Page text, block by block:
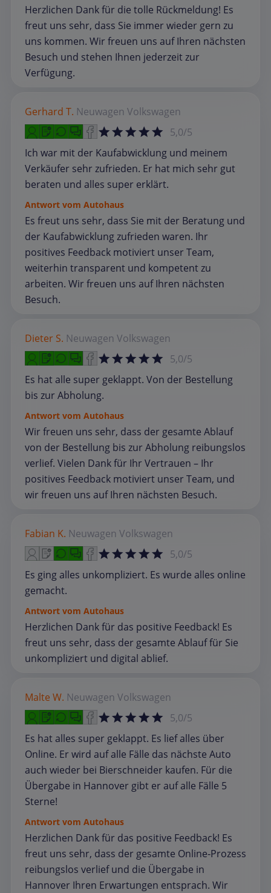
Herzlichen Dank für die tolle Rückmeldung! Es
freut uns sehr, dass Sie immer wieder gern zu
uns kommen. Wir freuen uns auf Ihren nächsten
Besuch und stehen Ihnen jederzeit zur
Verfügung.
Gerhard T. Neuwagen Volkswagen
5,0/5
Ich war mit der Kaufabwicklung und meinem
Verkäufer sehr zufrieden. Er hat mich sehr gut
beraten und alles super erklärt.
Antwort vom Autohaus
Es freut uns sehr, dass Sie mit der Beratung und
der Kaufabwicklung zufrieden waren. Ihr
positives Feedback motiviert unser Team,
weiterhin transparent und kompetent zu
arbeiten. Wir freuen uns auf Ihren nächsten
Besuch.
Dieter S. Neuwagen Volkswagen
5,0/5
Es hat alle super geklappt. Von der Bestellung
bis zur Abholung.
Antwort vom Autohaus
Wir freuen uns sehr, dass der gesamte Ablauf
von der Bestellung bis zur Abholung reibungslos
verlief. Vielen Dank für Ihr Vertrauen – Ihr
positives Feedback motiviert unser Team, und
wir freuen uns auf Ihren nächsten Besuch.
Fabian K. Neuwagen Volkswagen
5,0/5
Es ging alles unkompliziert. Es wurde alles online
gemacht.
Antwort vom Autohaus
Herzlichen Dank für das positive Feedback! Es
freut uns sehr, dass der gesamte Ablauf für Sie
unkompliziert und digital ablief.
Malte W. Neuwagen Volkswagen
5,0/5
Es hat alles super geklappt. Es lief alles über
Online. Er wird auf alle Fälle das nächste Auto
auch wieder bei Bierschneider kaufen. Für die
Übergabe in Hannover gibt er auf alle Fälle 5
Sterne!
Antwort vom Autohaus
Herzlichen Dank für das positive Feedback! Es
freut uns sehr, dass der gesamte Online‑Prozess
reibungslos verlief und die Übergabe in
Hannover Ihren Erwartungen entsprach. Wir